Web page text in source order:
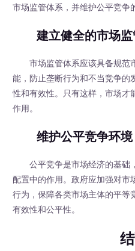
市场监管体系，并维护公平竞争
建立健全的市场监
市场监管体系应该具备规范
能，防止垄断行为和不当竞争的
性和有效性。只有这样，市场才
作用。
维护公平竞争环境
公平竞争是市场经济的基础
配置中的作用。政府应加强对市
行为，保障各类市场主体的平等
有效性和公平性。